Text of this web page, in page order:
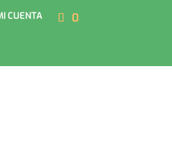
CUENTA 0